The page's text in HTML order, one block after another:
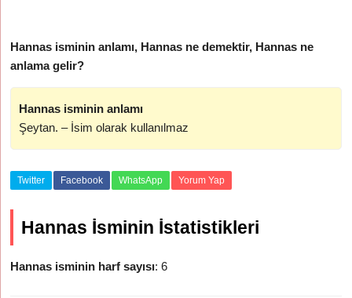
Hannas isminin anlamı, Hannas ne demektir, Hannas ne
anlama gelir?
Hannas isminin anlamı
Şeytan. – İsim olarak kullanılmaz
Twitter Facebook WhatsApp Yorum Yap
Hannas İsminin İstatistikleri
Hannas isminin harf sayısı: 6